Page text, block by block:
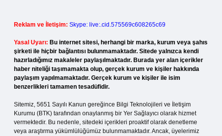
Reklam ve İletişim: Skype: live:.cid.575569c608265c69
Yasal Uyarı: Bu internet sitesi, herhangi bir marka, kurum veya şahıs
şirketi ile hiçbir bağlantısı bulunmamaktadır. Sitede yalnızca kendi
hazırladığımız makaleler paylaşılmaktadır. Burada yer alan içerikler
haber niteliği taşımamakta olup, gerçek kurum ve kişiler hakkında
paylaşım yapılmamaktadır. Gerçek kurum ve kişiler ile isim
benzerlikleri tamamen tesadüfidir.
Sitemiz, 5651 Sayılı Kanun gereğince Bilgi Teknolojileri ve İletişim
Kurumu (BTK) tarafından onaylanmış bir Yer Sağlayıcı olarak hizmet
vermektedir. Bu nedenle, sitedeki içerikleri proaktif olarak denetleme
veya araştırma yükümlülüğümüz bulunmamaktadır. Ancak, üyelerimiz